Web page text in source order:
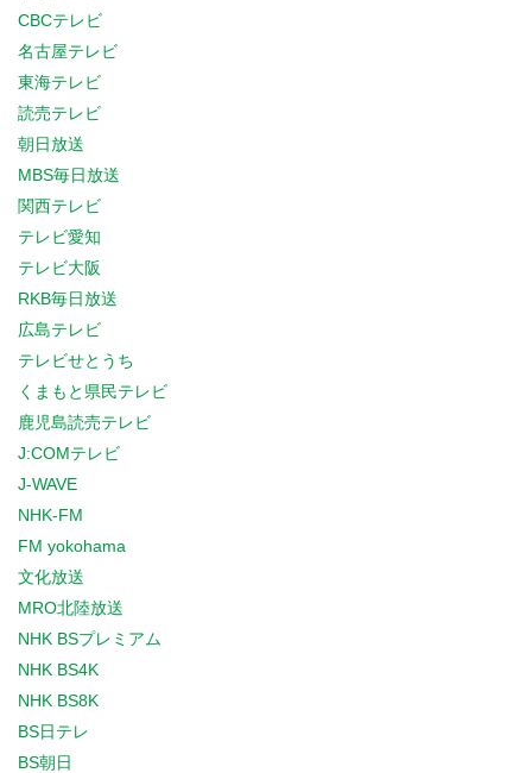
CBCテレビ
名古屋テレビ
東海テレビ
読売テレビ
朝日放送
MBS毎日放送
関西テレビ
テレビ愛知
テレビ大阪
RKB毎日放送
広島テレビ
テレビせとうち
くまもと県民テレビ
鹿児島読売テレビ
J:COMテレビ
J-WAVE
NHK-FM
FM yokohama
文化放送
MRO北陸放送
NHK BSプレミアム
NHK BS4K
NHK BS8K
BS日テレ
BS朝日